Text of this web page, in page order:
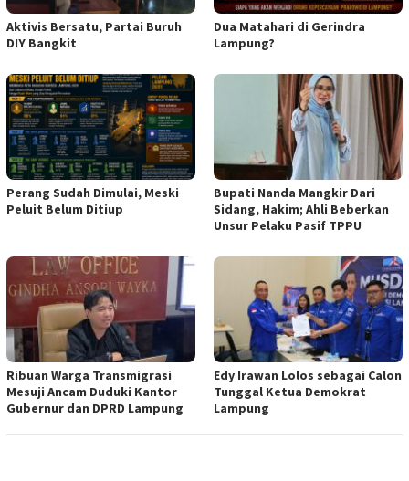
Aktivis Bersatu, Partai Buruh
DIY Bangkit
Dua Matahari di Gerindra
Lampung?
Perang Sudah Dimulai, Meski
Peluit Belum Ditiup
Bupati Nanda Mangkir Dari
Sidang, Hakim; Ahli Beberkan
Unsur Pelaku Pasif TPPU
Ribuan Warga Transmigrasi
Mesuji Ancam Duduki Kantor
Gubernur dan DPRD Lampung
Edy Irawan Lolos sebagai Calon
Tunggal Ketua Demokrat
Lampung